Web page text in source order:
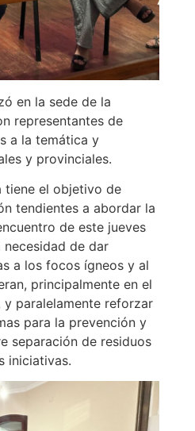
en la sede de la
representantes de
a la temática y
y provinciales.
tiene el objetivo de
tendientes a abordar la
de este jueves
de dar
a los focos ígneos y al
principalmente en el
paralelamente reforzar
para la prevención y
separación de residuos
iniciativas.